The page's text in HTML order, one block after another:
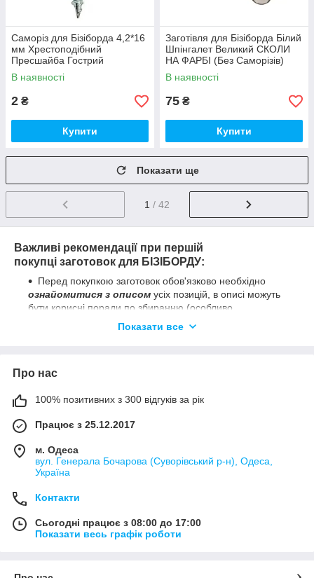
Саморіз для Бізіборда 4,2*16
мм Хрестоподібний
Пресшайба Гострий
В наявності
2 ₴
Купити
Заготівля для Бізіборда Білий
Шпінгалет Великий СКОЛИ
НА ФАРБІ (Без Саморізів)
10х5 см ШП-100 мм Засув
Шпингалет
В наявності
75 ₴
Купити
Показати ще
1 / 42
Важливі рекомендації при першій
покупці заготовок для БІЗІБОРДУ:
Перед покупкою заготовок обов'язково необхідно
ознайомитися з описом усіх позицій, в описі можуть
бути корисні поради по збиранню (особливо
складнозбірних деталей), перелік комплектації, розміри
також не входять до
необхідності Ви можете придбати їх окремо на нашому
сайті.
будь-якою акриловою фарбою та її різновидами,
найбезпечніша для дітей -акрилова емаль на водній
основі(є в асортименті), вона йде більш рідкою
консистенцією, ніж звичайна акрилова фарба, а
насиченого кольору.
Якщо у заготовок є різновидвиду або кольору
Показати все
Про нас
100% позитивних з 300 відгуків за рік
Працює з 25.12.2017
м. Одеса
вул. Генерала Бочарова (Суворівський р-н), Одеса,
Україна
Контакти
Сьогодні працює з 08:00 до 17:00
Показати весь графік роботи